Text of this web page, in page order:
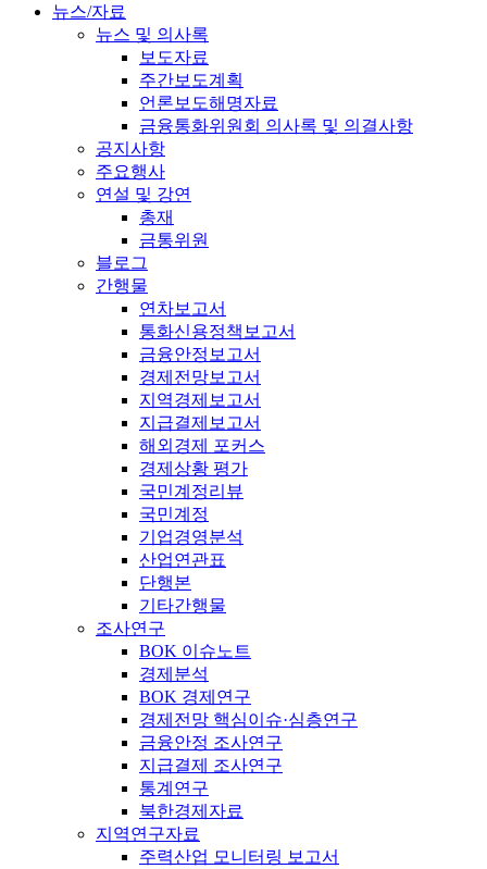
뉴스/자료
뉴스 및 의사록
보도자료
주간보도계획
언론보도해명자료
금융통화위원회 의사록 및 의결사항
공지사항
주요행사
연설 및 강연
총재
금통위원
블로그
간행물
연차보고서
통화신용정책보고서
금융안정보고서
경제전망보고서
지역경제보고서
지급결제보고서
해외경제 포커스
경제상황 평가
국민계정리뷰
국민계정
기업경영분석
산업연관표
단행본
기타간행물
조사연구
BOK 이슈노트
경제분석
BOK 경제연구
경제전망 핵심이슈·심층연구
금융안정 조사연구
지급결제 조사연구
통계연구
북한경제자료
지역연구자료
주력산업 모니터링 보고서